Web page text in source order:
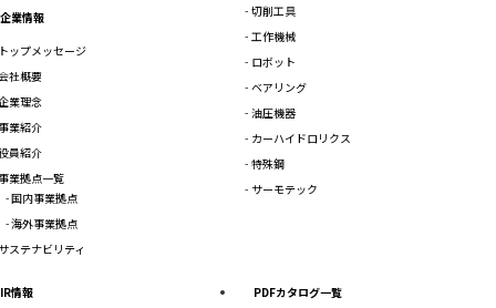
企業情報
ップメッセージ
社概要
業理念
業紹介
員紹介
業拠点一覧
国内事業拠点
海外事業拠点
ステナビリティ
切削工具
工作機械
ロボット
ベアリング
油圧機器
カーハイドロリクス
特殊鋼
サーモテック
IR情報
PDFカタログ一覧